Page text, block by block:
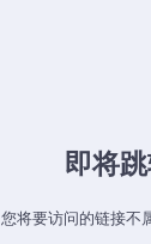
即将
您将要访问的链接不